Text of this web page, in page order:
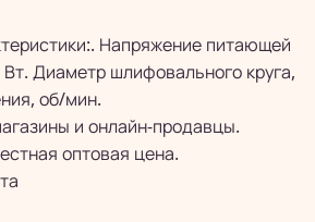
Напряжение питающей
Диаметр шлифовального круга,
об/мин.
и онлайн-продавцы.
оптовая цена.